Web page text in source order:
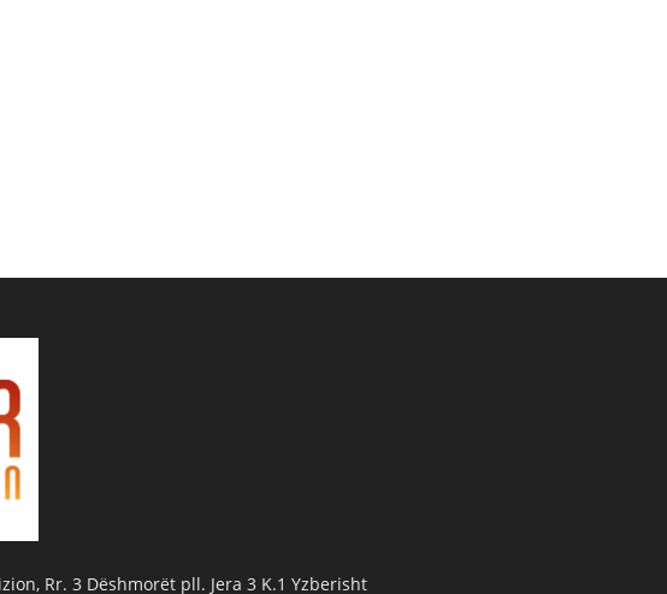
Rr. 3 Dëshmorët pll. Jera 3 K.1 Yzberisht